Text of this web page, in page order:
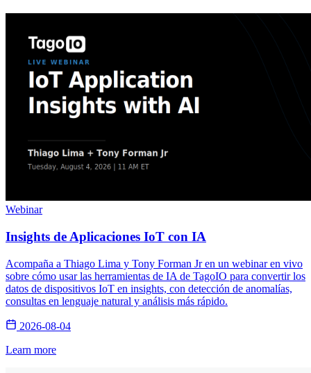
Webinar
Insights de Aplicaciones IoT con IA
Acompaña a Thiago Lima y Tony Forman Jr en un webinar en vivo
sobre cómo usar las herramientas de IA de TagoIO para convertir los
datos de dispositivos IoT en insights, con detección de anomalías,
consultas en lenguaje natural y análisis más rápido.
2026-08-04
Learn more